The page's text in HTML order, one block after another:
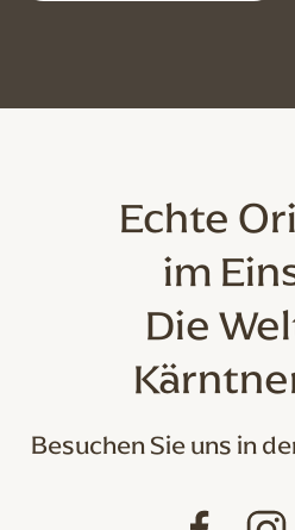
Echte
im
Die
Besuchen Sie uns in